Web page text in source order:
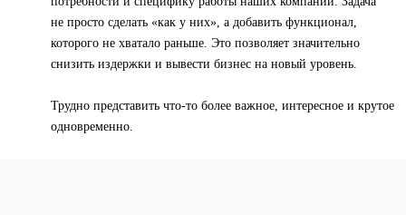
не просто сделать «как у них», а добавить функционал,
которого не хватало раньше. Это позволяет значительно
снизить издержки и вывести бизнес на новый уровень.
Трудно представить что-то более важное, интересное и крутое
одновременно.